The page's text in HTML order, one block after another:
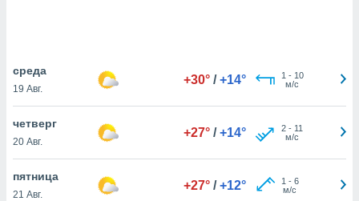
установки
веб-
среда
19 Авг.
+30° / +14° 1 - 10
м/с
четверг
20 Авг.
+27° / +14° 2- 11
м/с
пятница
21 Авг.
+27° / +12° 1 - 6
м/с